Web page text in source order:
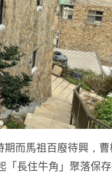
而馬祖百廢待興，
長住牛角」聚落保